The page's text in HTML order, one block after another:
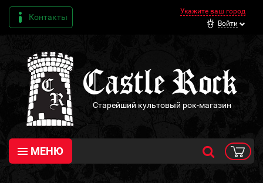
Контакты
Укажите ваш город
Войти
Старейший культовый рок-магазин
МЕНЮ